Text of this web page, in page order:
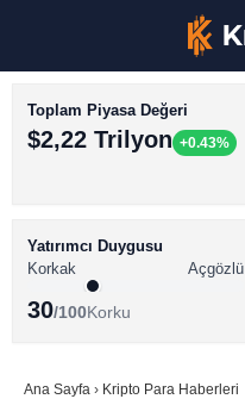
BİTCOİN HABERLERİ
ALTCOİN HABERLERİ
SÖZLÜK
Toplam Piyasa Değeri
$2,22 Trilyon +0.43%
Yatırımcı Duygusu
Korkak
Açgözlü
30/100Korku
Ana Sayfa › Kripto Para Haberleri